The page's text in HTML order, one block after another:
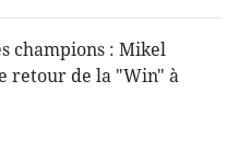
champions : Mikel
retour de la "Win" à